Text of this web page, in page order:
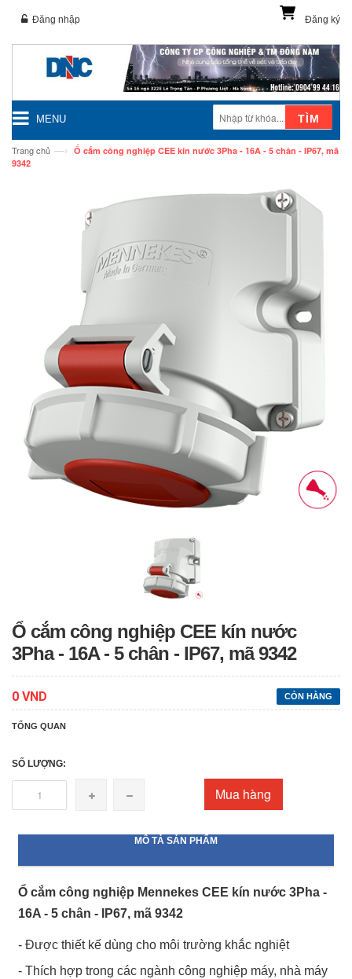
Đăng ký
Đăng nhập
MENU TÌM
Trang chủ —› Ổ cắm công nghiệp CEE kín nước 3Pha - 16A - 5 chân - IP67, mã
9342
Ổ cắm công nghiệp CEE kín nước
3Pha - 16A - 5 chân - IP67, mã 9342
CÒN HÀNG
0 VND
TỔNG QUAN
SỐ LƯỢNG:
Mua hàng
MÔ TẢ SẢN PHẨM
Ổ cắm công nghiệp Mennekes CEE kín nước 3Pha -
16A - 5 chân - IP67, mã 9342
- Được thiết kế dùng cho môi trường khắc nghiệt
- Thích hợp trong các ngành công nghiệp máy, nhà máy